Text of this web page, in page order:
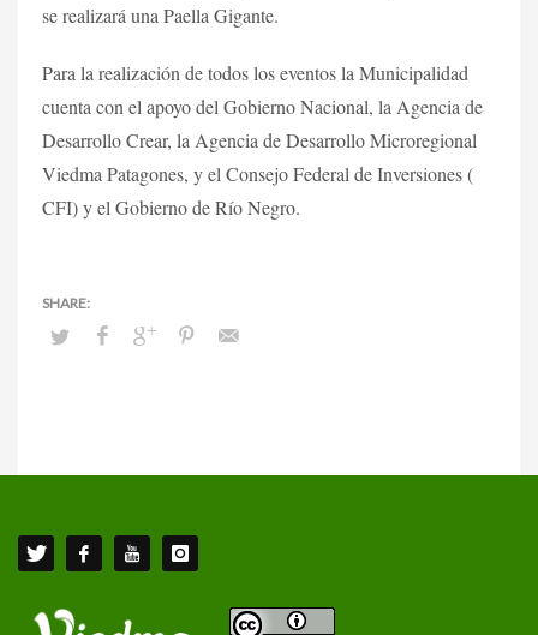
se realizará una Paella Gigante.
Para la realización de todos los eventos la Municipalidad
cuenta con el apoyo del Gobierno Nacional, la Agencia de
Desarrollo Crear, la Agencia de Desarrollo Microregional
Viedma Patagones, y el Consejo Federal de Inversiones (
CFI) y el Gobierno de Río Negro.